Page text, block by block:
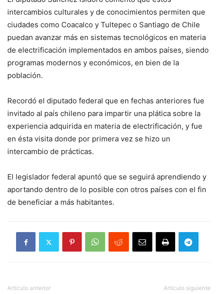
intercambios culturales y de conocimientos permiten que
ciudades como Coacalco y Tultepec o Santiago de Chile
puedan avanzar más en sistemas tecnológicos en materia
de electrificación implementados en ambos países, siendo
programas modernos y económicos, en bien de la
población.
Recordó el diputado federal que en fechas anteriores fue
invitado al país chileno para impartir una plática sobre la
experiencia adquirida en materia de electrificación, y fue
en ésta visita donde por primera vez se hizo un
intercambio de prácticas.
El legislador federal apuntó que se seguirá aprendiendo y
aportando dentro de lo posible con otros países con el fin
de beneficiar a más habitantes.
Artículo anterior Artículo siguiente